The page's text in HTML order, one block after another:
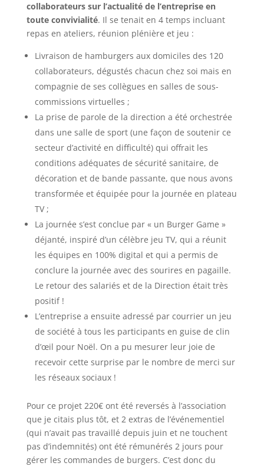
collaborateurs sur l’actualité de l’entreprise en
toute convivialité. Il se tenait en 4 temps incluant
repas en ateliers, réunion plénière et jeu :
Livraison de hamburgers aux domiciles des 120
collaborateurs, dégustés chacun chez soi mais en
compagnie de ses collègues en salles de sous-
commissions virtuelles ;
La prise de parole de la direction a été orchestrée
dans une salle de sport (une façon de soutenir ce
secteur d’activité en difficulté) qui offrait les
conditions adéquates de sécurité sanitaire, de
décoration et de bande passante, que nous avons
transformée et équipée pour la journée en plateau
TV ;
La journée s’est conclue par « un Burger Game »
déjanté, inspiré d’un célèbre jeu TV, qui a réunit
les équipes en 100% digital et qui a permis de
conclure la journée avec des sourires en pagaille.
Le retour des salariés et de la Direction était très
positif !
L’entreprise a ensuite adressé par courrier un jeu
de société à tous les participants en guise de clin
d’œil pour Noël. On a pu mesurer leur joie de
recevoir cette surprise par le nombre de merci sur
les réseaux sociaux !
Pour ce projet 220€ ont été reversés à l’association
que je citais plus tôt, et 2 extras de l’événementiel
(qui n’avait pas travaillé depuis juin et ne touchent
pas d’indemnités) ont été rémunérés 2 jours pour
gérer les commandes de burgers. C’est donc du